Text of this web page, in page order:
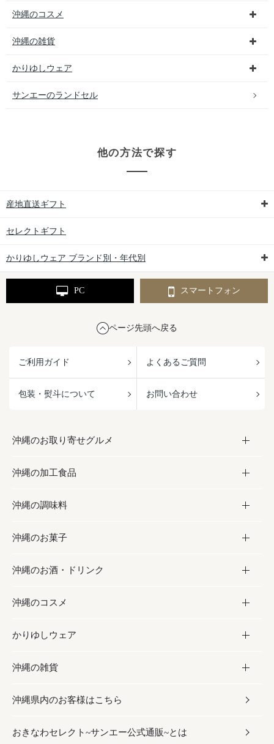
沖縄のコスメ
沖縄の雑貨
かりゆしウェア
サンエーのランドセル
他の方法で探す
産地直送ギフト
セレクトギフト
かりゆしウェア ブランド別・年代別
PC スマートフォン
ページ先頭へ戻る
ご利用ガイド よくあるご質問
包装・熨斗について お問い合わせ
沖縄のお取り寄せグルメ
お取り寄せグルメ
フルーツ・野菜
お肉
海産物
沖縄の加工食品
加工食品
缶詰／パウチ
沖縄料理
沖縄そば／乾麺
レトルト食品
乾物／粉類
沖縄の調味料
調味料
砂糖／黒砂糖
塩
お酢／ドレッシング
しょうゆ
みそ
だし／スパイス／島唐辛子
沖縄のお菓子
お菓子
黒糖
ちんすこう
伝統菓子
スナック
おつまみ
沖縄のお酒・ドリンク
お酒・ドリンク
泡盛
ビール・チューハイ
ワイン・ウィスキー・カクテル
ドリンク
沖縄のコスメ
コスメ
スキンケア
ボディケア
ヘアケア
かりゆしウェア
かりゆしウェア
メンズ
レディース
沖縄の雑貨
雑貨
沖縄ファッション
沖縄県内のお客様はこちら
おきなわセレクト~サンエー公式通販~とは